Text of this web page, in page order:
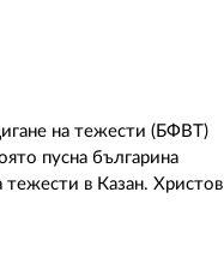
на тежести (БФВТ)
пусна българина
тежести в Казан. Христов